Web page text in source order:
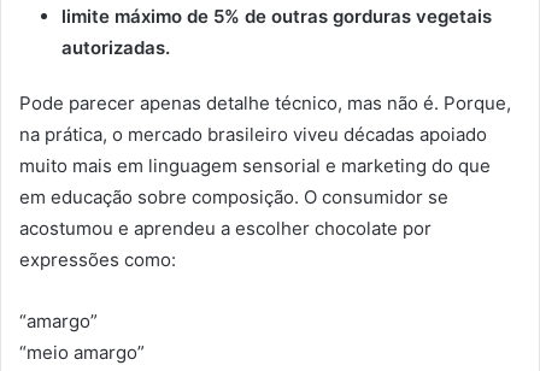
limite máximo de 5% de outras gorduras vegetais
autorizadas.
Pode parecer apenas detalhe técnico, mas não é. Porque,
na prática, o mercado brasileiro viveu décadas apoiado
muito mais em linguagem sensorial e marketing do que
em educação sobre composição. O consumidor se
acostumou e aprendeu a escolher chocolate por
expressões como:
“amargo”
“meio amargo”